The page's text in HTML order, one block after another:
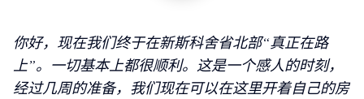
你好，现在我们终于在新斯科舍省北部“真正在路
上”。一切基本上都很顺利。 这是一个感人的时刻，
经过几周的准备，我们现在可以在这里开着自己的房